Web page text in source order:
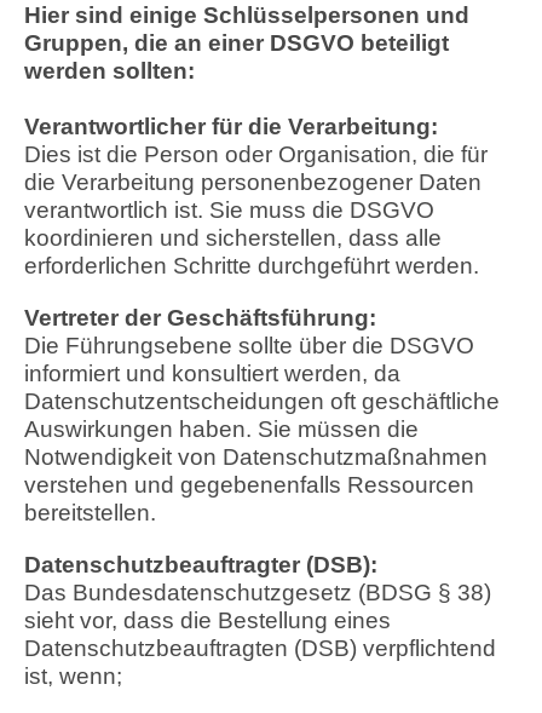
Hier sind einige Schlüsselpersonen und
Gruppen, die an einer DSGVO beteiligt
werden sollten:
Verantwortlicher für die Verarbeitung:
Dies ist die Person oder Organisation, die für
die Verarbeitung personenbezogener Daten
verantwortlich ist. Sie muss die DSGVO
koordinieren und sicherstellen, dass alle
erforderlichen Schritte durchgeführt werden.
Vertreter der Geschäftsführung:
Die Führungsebene sollte über die DSGVO
informiert und konsultiert werden, da
Datenschutzentscheidungen oft geschäftliche
Auswirkungen haben. Sie müssen die
Notwendigkeit von Datenschutzmaßnahmen
verstehen und gegebenenfalls Ressourcen
bereitstellen.
Datenschutzbeauftragter (DSB):
Das Bundesdatenschutzgesetz (BDSG § 38)
sieht vor, dass die Bestellung eines
Datenschutzbeauftragten (DSB) verpflichtend
ist, wenn;